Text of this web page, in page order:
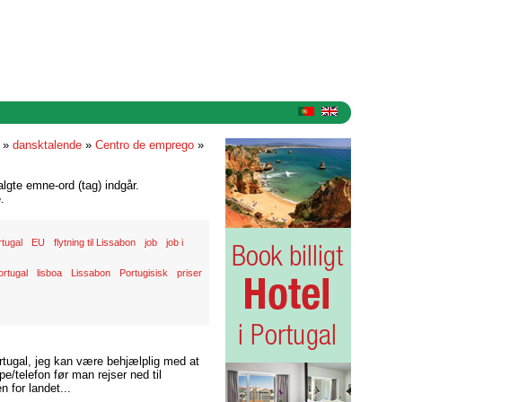
» dansktalende » Centro de emprego »
emne-ord (tag) indgår.
EU flytning til Lissabon job job i
lisboa Lissabon Portugisisk priser
jeg kan være behjælplig med at
telefon før man rejser ned til
for landet...